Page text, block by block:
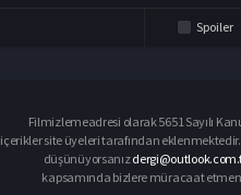
Spoiler
Filmizlemeadresi olarak 5651 Sayılı
içerikler site üyeleri tarafından
düşünüyorsanız
kapsamında bizlere müracaat